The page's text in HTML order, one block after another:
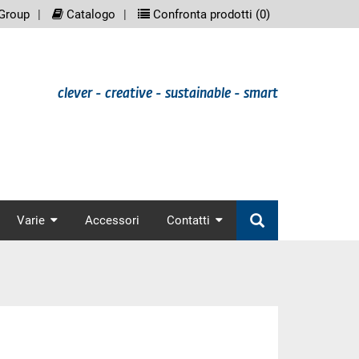
Catalogo Confronta prodotti (0)
clever - creative - sustainable - smart
Varie Accessori Contatti